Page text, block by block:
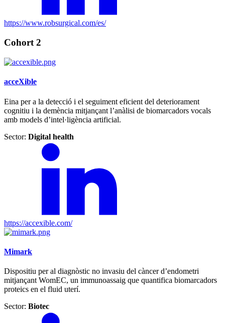
https://www.robsurgical.com/es/
Cohort 2
acceXible
Eina per a la detecció i el seguiment eficient del deteriorament
cognitiu i la demència mitjançant l’anàlisi de biomarcadors vocals
amb models d’intel·ligència artificial.
Sector: Digital health
https://accexible.com/
Mimark
Dispositiu per al diagnòstic no invasiu del càncer d’endometri
mitjançant WomEC, un immunoassaig que quantifica biomarcadors
proteics en el fluid uterí.
Sector: Biotec